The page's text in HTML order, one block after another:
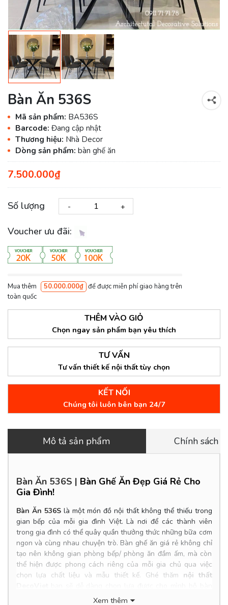
Bàn Ăn 536S
Mã sản phẩm: BA536S
Barcode: Đang cập nhật
Thương hiệu: Nhà Decor
Dòng sản phẩm: bàn ghế ăn
7.500.000₫
Số lượng - +
Voucher ưu đãi:
Mua thêm 50.000.000₫ để được miễn phí giao hàng trên
toàn quốc
THÊM VÀO GIỎ
Chọn ngay sản phẩm bạn yêu thích
TƯ VẤN
Tư vấn thiết kế nội thất tùy chọn
KẾT NỐI
Chúng tôi luôn bên bạn 24/7
Mô tả sản phẩm Chính sách
Bàn Ăn 536S | Bàn Ghế Ăn Đẹp Giá Rẻ Cho
Gia Đình!
Bàn Ăn 536Slà một món đồ nội thất không thể thiếu trong
gian bếp của mỗi gia đình Việt. Là nơi để các thành viên
trong gia đình có thể quây quần thưởng thức những bữa cơm
ngon và cùng nhau chuyện trò. Bàn ghế ăn giá rẻ không chỉ
tạo nên không gian phòng bếp/ phòng ăn đầm ấm, mà còn
thể hiện được phong cách riêng của mỗi gia chủ qua việc
chọn lựa chất liệu và mẫu thiết kế. Ghé thăm nội thất
ghế ăn cao cấp và phù hợp túi tiền của gia đình mình.
Xem thêm